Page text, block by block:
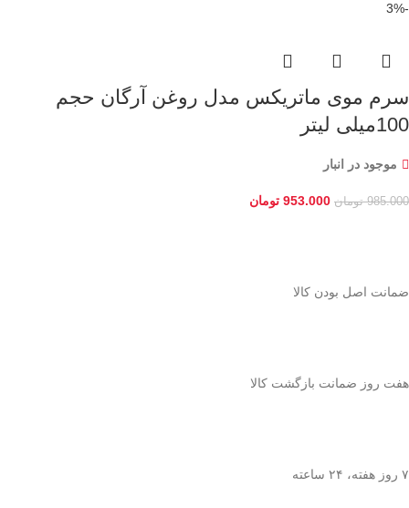
-3%
سرم موی ماتریکس مدل روغن آرگان حجم
100میلی لیتر
موجود در انبار
985.000 تومان 953.000 تومان
ﺿﻤﺎﻧﺖ اﺻﻞ ﺑﻮدن ﮐﺎﻟﺎ
هفت روز ضمانت بازگشت کالا
۷ روز ﻫﻔﺘﻪ، ۲۴ ﺳﺎﻋﺘﻪ